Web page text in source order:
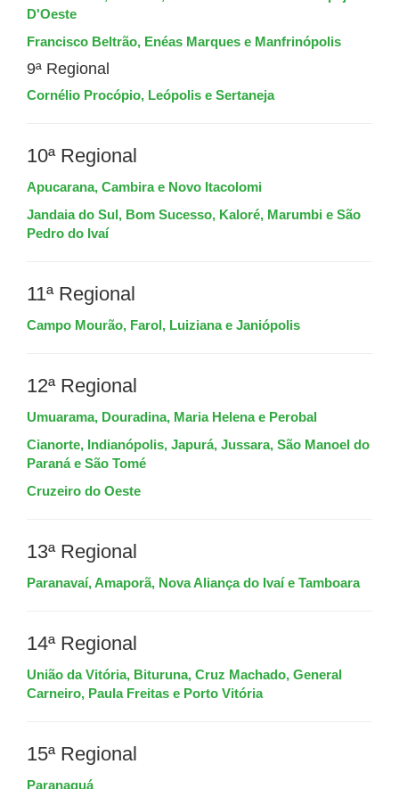
D'Oeste
Francisco Beltrão, Enéas Marques e Manfrinópolis
9ª Regional
Cornélio Procópio, Leópolis e Sertaneja
10ª Regional
Apucarana, Cambira e Novo Itacolomi
Jandaia do Sul, Bom Sucesso, Kaloré, Marumbi e São
Pedro do Ivaí
11ª Regional
Campo Mourão, Farol, Luiziana e Janiópolis
12ª Regional
Umuarama, Douradina, Maria Helena e Perobal
Cianorte, Indianópolis, Japurá, Jussara, São Manoel do
Paraná e São Tomé
Cruzeiro do Oeste
13ª Regional
Paranavaí, Amaporã, Nova Aliança do Ivaí e Tamboara
14ª Regional
União da Vitória, Bituruna, Cruz Machado, General
Carneiro, Paula Freitas e Porto Vitória
15ª Regional
Paranaguá